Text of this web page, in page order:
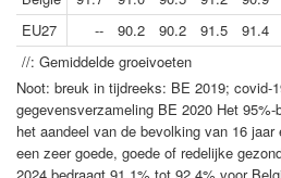
EU27
-- 90.2 90.2 91.5 91.4
//: Gemiddelde groeivoeten
Noot: breuk in tijdreeks: BE 2019; covid-
gegevensverzameling BE 2020 Het
het aandeel van de bevolking van 16
een zeer goede, goede of redelijke
2024 bedraagt 91,1% tot 92,4% voor